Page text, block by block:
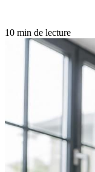
10 min de lecture